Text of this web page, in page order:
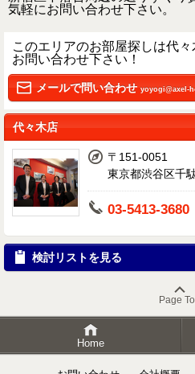
気軽にお問い合わせ下さい。
このエリアのお部屋探しは代
お問い合わせ下さい！
メールで問い合わせ yoyogi@axel-
代々木店
〒151-0051
東京都渋谷区千
03-5413-3680
検討リストを見る
Page
Home